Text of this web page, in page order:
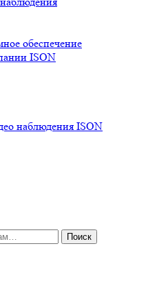
обеспечение
ISON
наблюдения ISON
Поиск